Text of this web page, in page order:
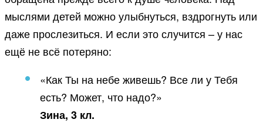
мыслями детей можно улыбнуться, вздрогнуть или
даже прослезиться. И если это случится – у нас
ещё не всё потеряно:
«Как Ты на небе живешь? Все ли у Тебя
есть? Может, что надо?»
Зина, 3 кл.